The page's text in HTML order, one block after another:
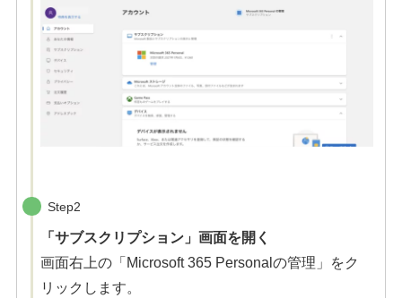
Step2
「サブスクリプション」画面を開く
画面右上の「Microsoft 365 Personalの管理」をク
リックします。